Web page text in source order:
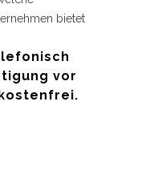
bietet
vor